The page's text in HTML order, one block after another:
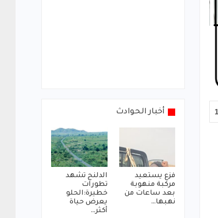
أخبار الحوادث
فزع يستعيد
مركبة منهوبة
بعد ساعات من
نهبها…
الدلنج تشهد
تطورات
خطيرة:الحلو
يعرض حياة
أكثر…